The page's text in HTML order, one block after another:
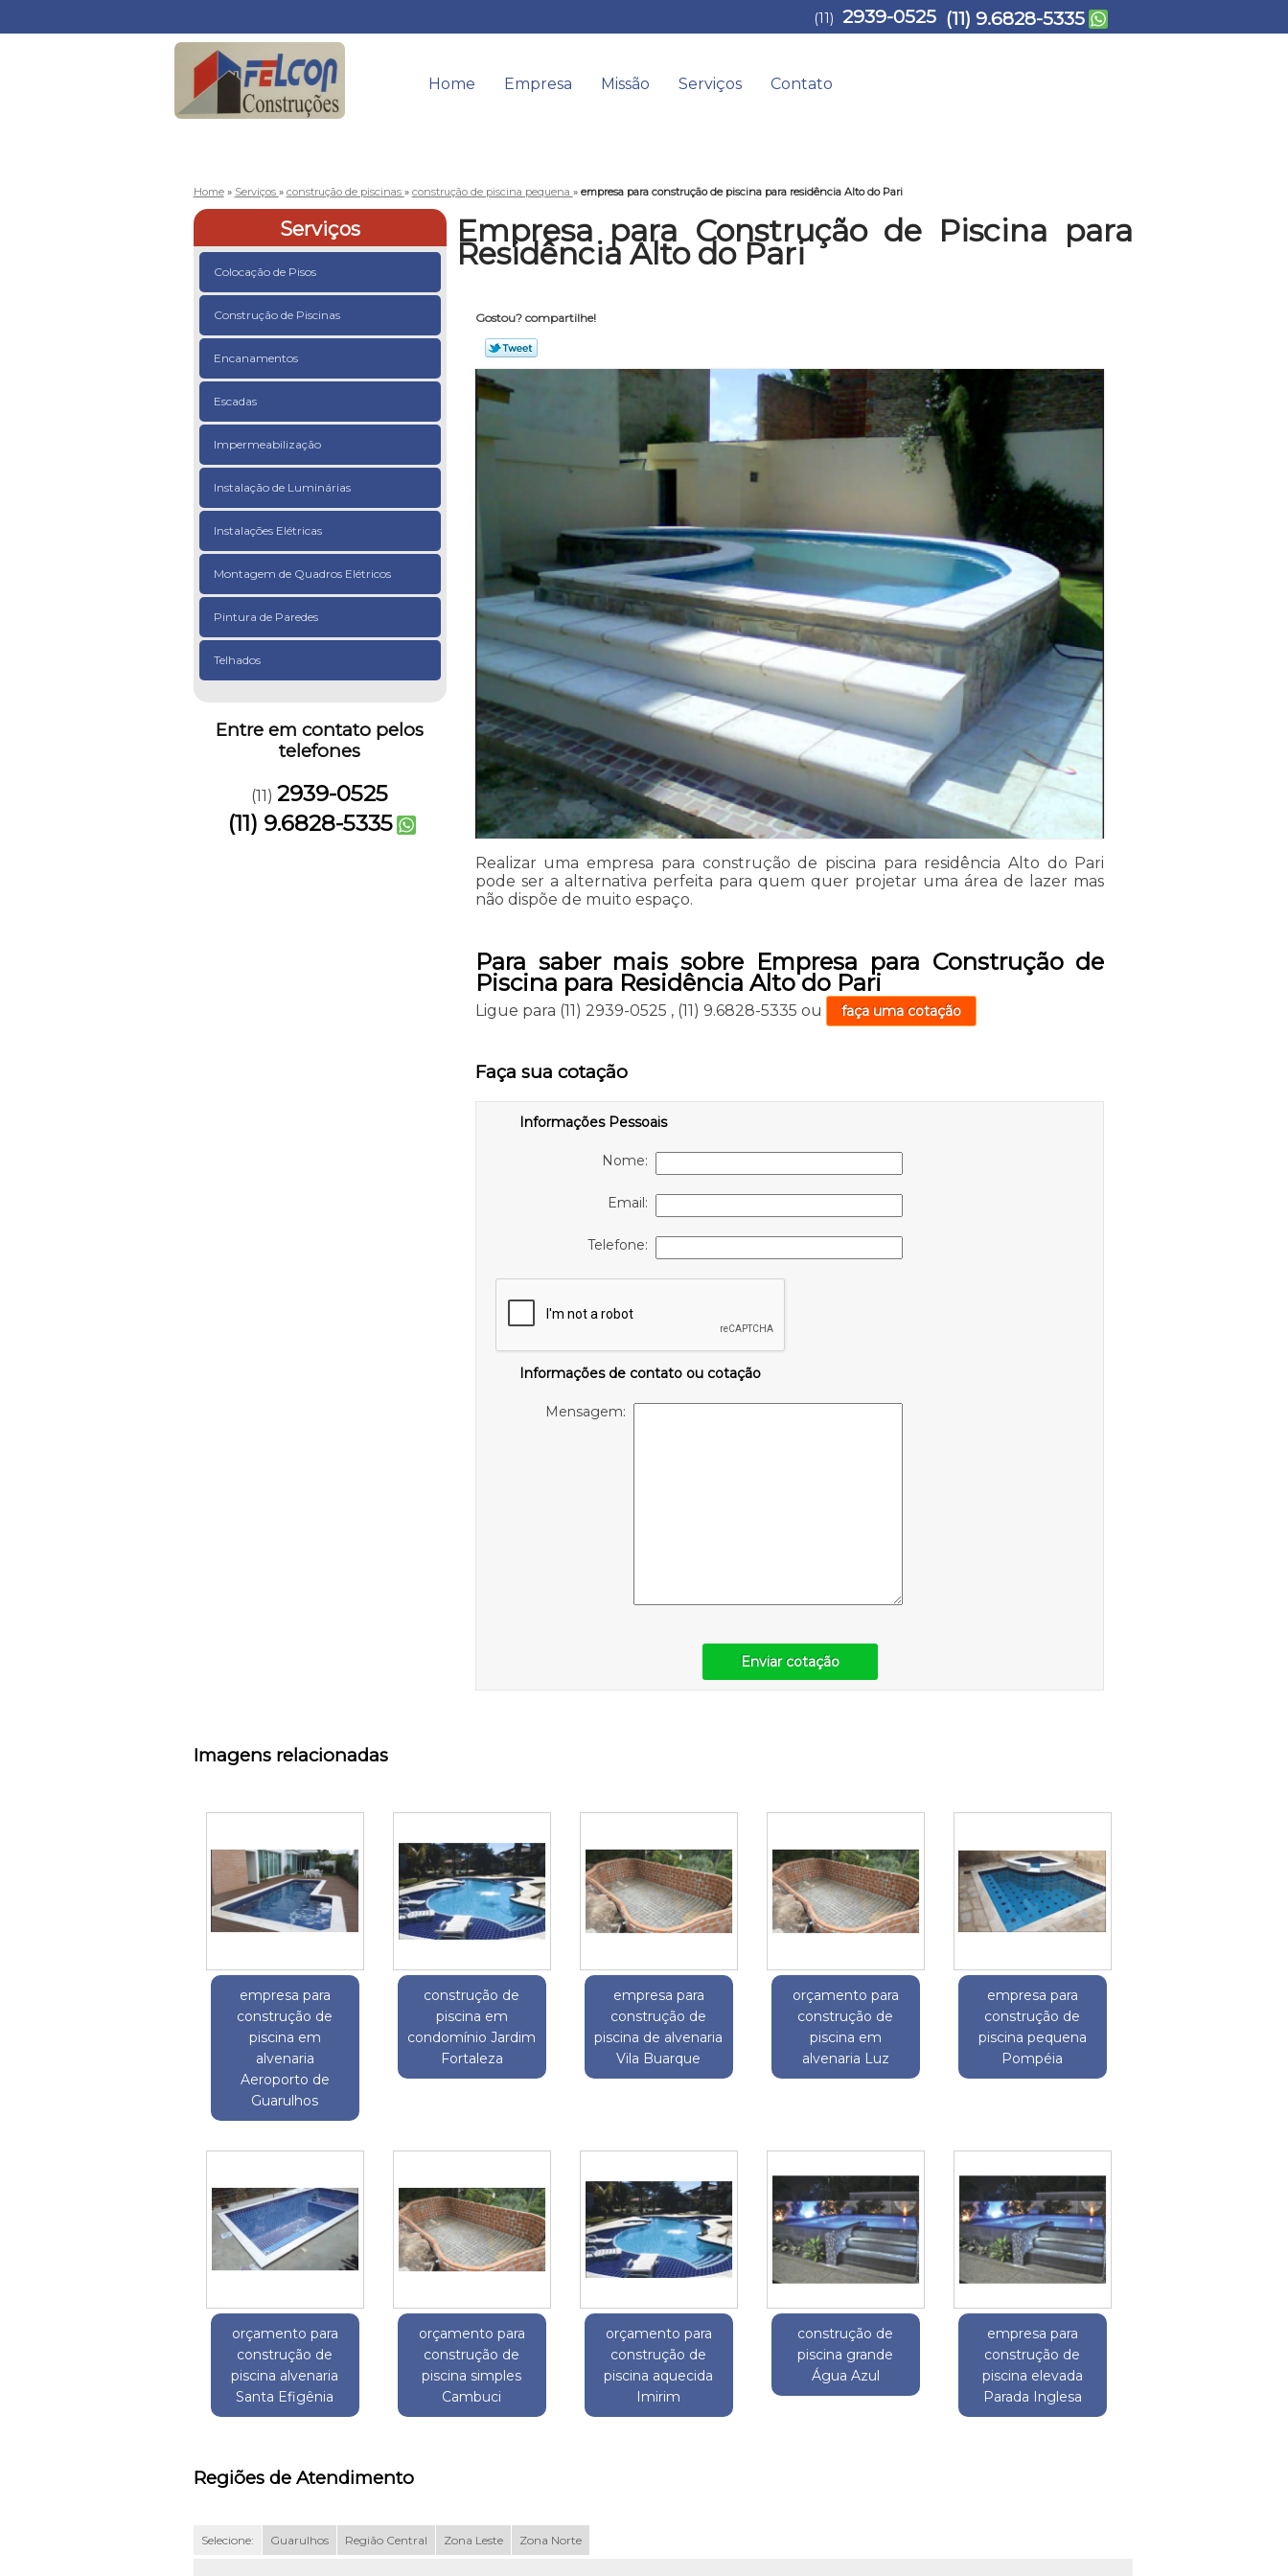
Home Empresa Missão Serviços Contato
(11) 2939-0525 (11) 9.6828-5335
Home » Serviços » construção de piscinas » construção de piscina pequena » empresa para construção de piscina para residência Alto do Pari
Serviços
Colocação de Pisos
Construção de Piscinas
Encanamentos
Escadas
Impermeabilização
Instalação de Luminárias
Instalações Elétricas
Montagem de Quadros Elétricos
Pintura de Paredes
Telhados
Entre em contato pelos
telefones
(11) 2939-0525
(11) 9.6828-5335
Empresa para Construção de Piscina para
Residência Alto do Pari
Gostou? compartilhe!
Realizar uma empresa para construção de piscina para residência Alto do Pari
pode ser a alternativa perfeita para quem quer projetar uma área de lazer mas
não dispõe de muito espaço.
Para saber mais sobre Empresa para Construção de
Piscina para Residência Alto do Pari
Ligue para (11) 2939-0525 , (11) 9.6828-5335 ou faça uma cotação
Faça sua cotação
Informações Pessoais
Nome:
Email:
Telefone:
Informações de contato ou cotação
Mensagem:
Enviar cotação
Imagens relacionadas
empresa para
construção de
piscina em
alvenaria
Aeroporto de
Guarulhos
construção de
piscina em
condomínio Jardim
Fortaleza
empresa para
construção de
piscina de alvenaria
Vila Buarque
orçamento para
construção de
piscina em
alvenaria Luz
empresa para
construção de
piscina pequena
Pompéia
orçamento para
construção de
piscina alvenaria
Santa Efigênia
orçamento para
construção de
piscina simples
Cambuci
orçamento para
construção de
piscina aquecida
Imirim
construção de
piscina grande
Água Azul
empresa para
construção de
piscina elevada
Parada Inglesa
Regiões de Atendimento
Selecione: Guarulhos Região Central Zona Leste Zona Norte